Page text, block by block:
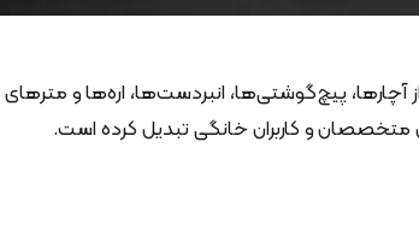
پیچ‌گوشتی‌ها، انبردست‌ها، اره‌ها و مترهای
متخصصان و کاربران خانگی تبدیل کرده است.